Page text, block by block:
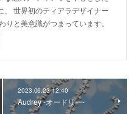
、 世界初のティアラデザイナー
りと美意識がつまっています。
2023.06.23 12:40
Audrey -オードリー-